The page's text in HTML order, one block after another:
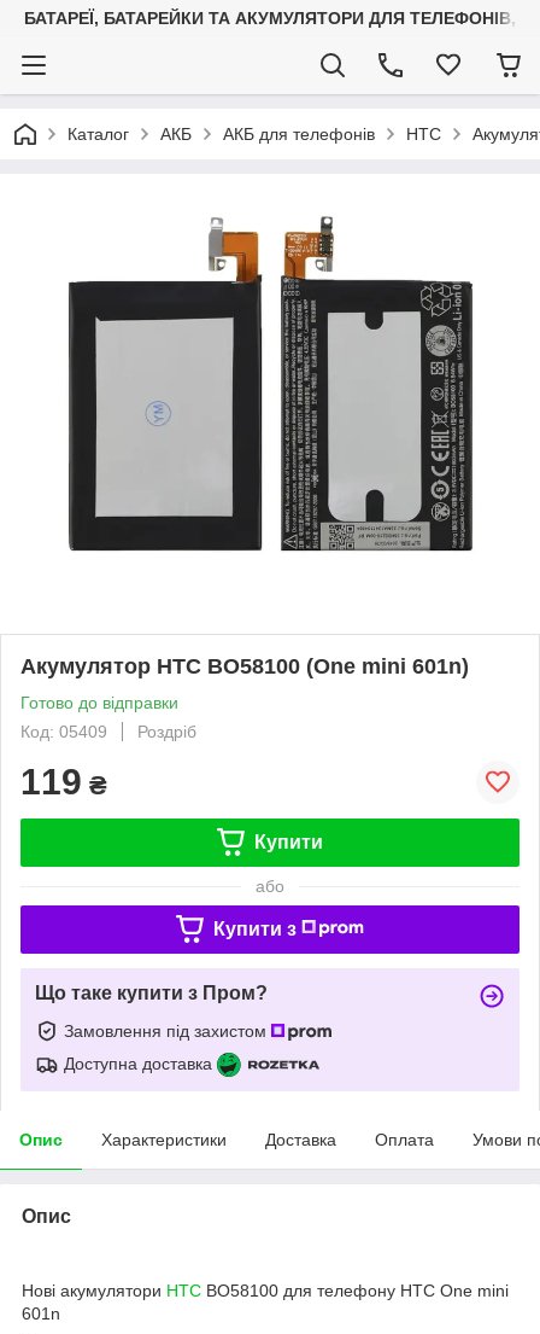
БАТАРЕЇ, БАТАРЕЙКИ ТА АКУМУЛЯТОРИ ДЛЯ ТЕЛЕФОНІВ,
Каталог АКБ АКБ для телефонів HTC
Акумулятор HTC BO58100 (One mini 601n)
Готово до відправки
Код: 05409
Роздріб
119 ₴
Купити
або
Купити з
Що таке купити з Пром?
Замовлення під захистом
Доступна доставка
Опис Характеристики Доставка Оплата Умови
Опис
Нові акумулятори HTC BO58100 для телефону HTC One mini
601n